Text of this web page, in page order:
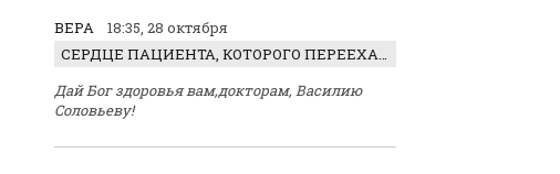
ВЕРА
18:35, 28 октября
СЕРДЦЕ ПАЦИЕНТА, КОТОРОГО ПЕРЕЕХАЛ ТРАКТОР, ОБНАРУЖИЛИ… В ЖИВОТЕ
Дай Бог здоровья вам,докторам, Василию
Соловьеву!